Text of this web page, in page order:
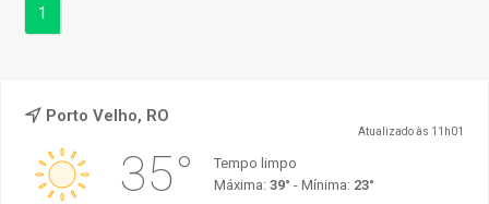
1
Porto Velho, RO
Atualizado às 11h01
35°
Tempo limpo
Máxima: 39° - Mínima: 23°